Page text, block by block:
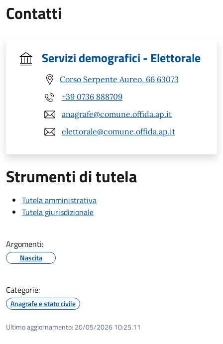
Contatti
Servizi demografici - Elettorale
Corso Serpente Aureo, 66 63073
+39 0736 888709
anagrafe@comune.offida.ap.it
elettorale@comune.offida.ap.it
Strumenti di tutela
Tutela amministrativa
Tutela giurisdizionale
Argomenti:
Nascita
Categorie:
Anagrafe e stato civile
Ultimo aggiornamento: 20/05/2026 10:25.11